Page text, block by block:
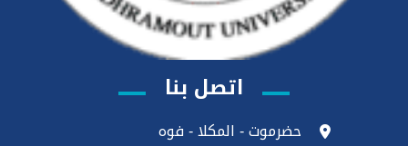
اتصل بنا
حضرموت - المكلا - فوه